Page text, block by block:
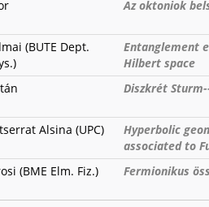
Az oktoniok
(BUTE Dept.
Entanglement
Hilbert space
Diszkrét
Alsina (UPC)
Hyperbolic
associated to
(BME Elm. Fiz.) Fermionikus